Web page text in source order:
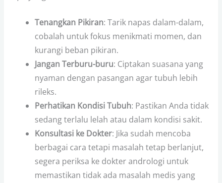
Tenangkan Pikiran: Tarik napas dalam-dalam,
cobalah untuk fokus menikmati momen, dan
kurangi beban pikiran.
Jangan Terburu-buru: Ciptakan suasana yang
nyaman dengan pasangan agar tubuh lebih
rileks.
Perhatikan Kondisi Tubuh: Pastikan Anda tidak
sedang terlalu lelah atau dalam kondisi sakit.
Konsultasi ke Dokter: Jika sudah mencoba
berbagai cara tetapi masalah tetap berlanjut,
segera periksa ke dokter andrologi untuk
memastikan tidak ada masalah medis yang